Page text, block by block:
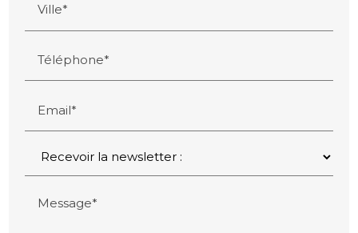
Ville*
Téléphone*
Email*
Message*